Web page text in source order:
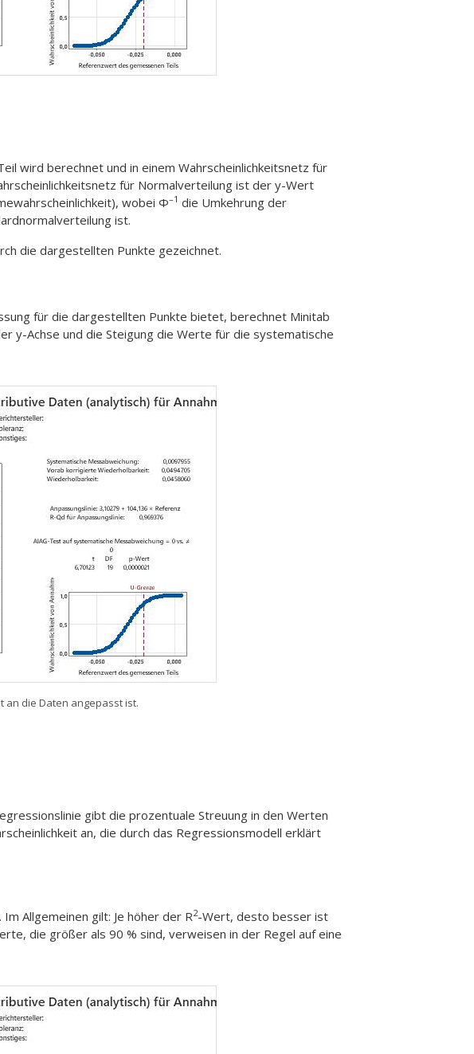
wird berechnet und in einem Wahrscheinlichkeitsnetz für
für Normalverteilung ist der y-Wert
wobei Φ–1 die Umkehrung der
ist.
die dargestellten Punkte gezeichnet.
für die dargestellten Punkte bietet, berechnet Minitab
y-Achse und die Steigung die Werte für die systematische
an die Daten angepasst ist.
gibt die prozentuale Streuung in den Werten
an, die durch das Regressionsmodell erklärt
Allgemeinen gilt: Je höher der R2-Wert, desto besser ist
die größer als 90 % sind, verweisen in der Regel auf eine